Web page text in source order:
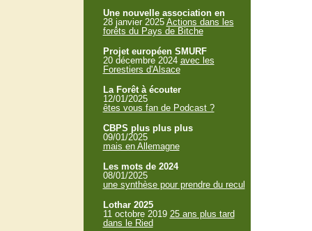
Une nouvelle association en
28 janvier 2025 Actions dans les
forêts du Pays de Bitche
Projet européen SMURF
20 décembre 2024 avec les
Forestiers d'Alsace
La Forêt à écouter
12/01/2025
êtes vous fan de Podcast ?
CBPS plus plus plus
09/01/2025
mais en Allemagne
Les mots de 2024
08/01/2025
une synthèse pour prendre du recul
Lothar 2025
11 octobre 2019 25 ans plus tard
dans le Ried